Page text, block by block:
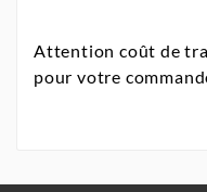
Attention coût de
pour votre